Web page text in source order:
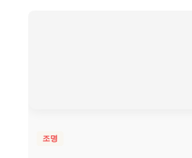
조명